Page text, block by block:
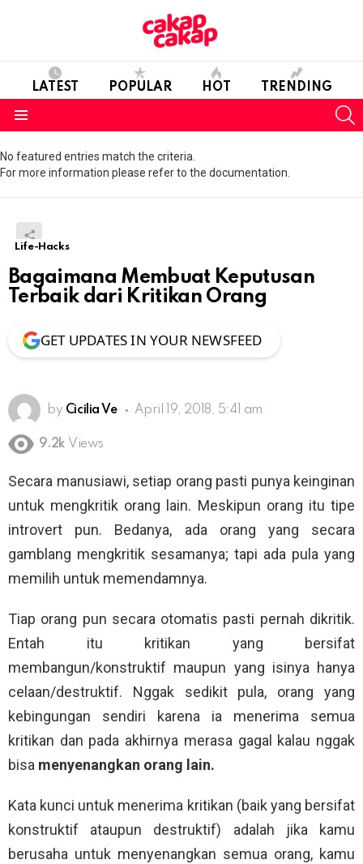
LATEST POPULAR HOT TRENDING
No featured entries match the criteria.
For more information please refer to the documentation.
Life-Hacks
Bagaimana Membuat Keputusan
Terbaik dari Kritikan Orang
GET UPDATES IN YOUR NEWSFEED
by Cicilia Ve April 19, 2018, 5:41 am
9.2k Views
Secara manusiawi, setiap orang pasti punya keinginan
untuk mengkritik orang lain. Meskipun orang itu tipe
introvert pun. Bedanya, ada orang yang secara
gamblang mengkritik sesamanya; tapi ada pula yang
memilih untuk memendamnya.
Tiap orang pun secara otomatis pasti pernah dikritik.
Entah itu kritikan yang bersifat
membangun/konstruktif maupun yang isinya hanya
celaan/destruktif. Nggak sedikit pula, orang yang
kebingungan sendiri karena ia menerima semua
kritikan dan pada akhirnya merasa gagal kalau nggak
bisa menyenangkan orang lain.
Kata kunci untuk menerima kritikan (baik yang bersifat
konstruktif ataupun destruktif) adalah jika kamu
berusaha untuk menyenangkan semua orang, kamu